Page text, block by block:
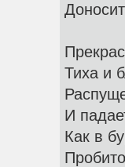
Тиха и
И
Как в